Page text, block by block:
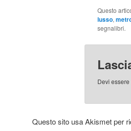
Questo
lusso,
segnalibri.
Devi essere
Questo sito usa Akismet per